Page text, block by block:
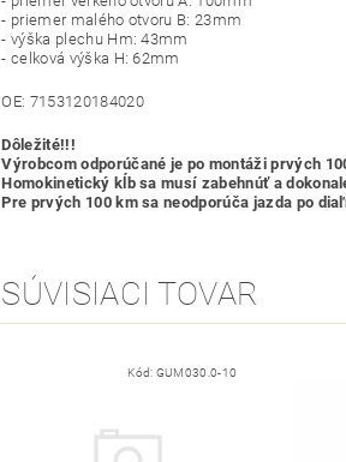
- priemer malého otvoru B: 23mm
- výška plechu Hm: 43mm
- celková výška H: 62mm
OE: 7153120184020
Dôležité!!!
Výrobcom odporúčané je po montáži prvých
Homokinetický kĺb sa musí zabehnúť a
Pre prvých 100 km sa neodporúča jazda po
SÚVISIACI TOVAR
Kód: GUM030.0-10